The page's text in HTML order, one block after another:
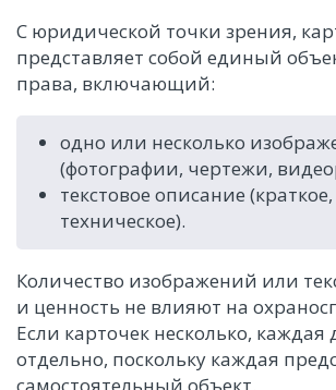
С юридической точки зрения,
представляет собой единый
права, включающий:
одно или несколько
(фотографии, чертежи,
текстовое описание
техническое).
Количество изображений или
и ценность не влияют на
Если карточек несколько, каждая
отдельно, поскольку каждая
самостоятельный объект.